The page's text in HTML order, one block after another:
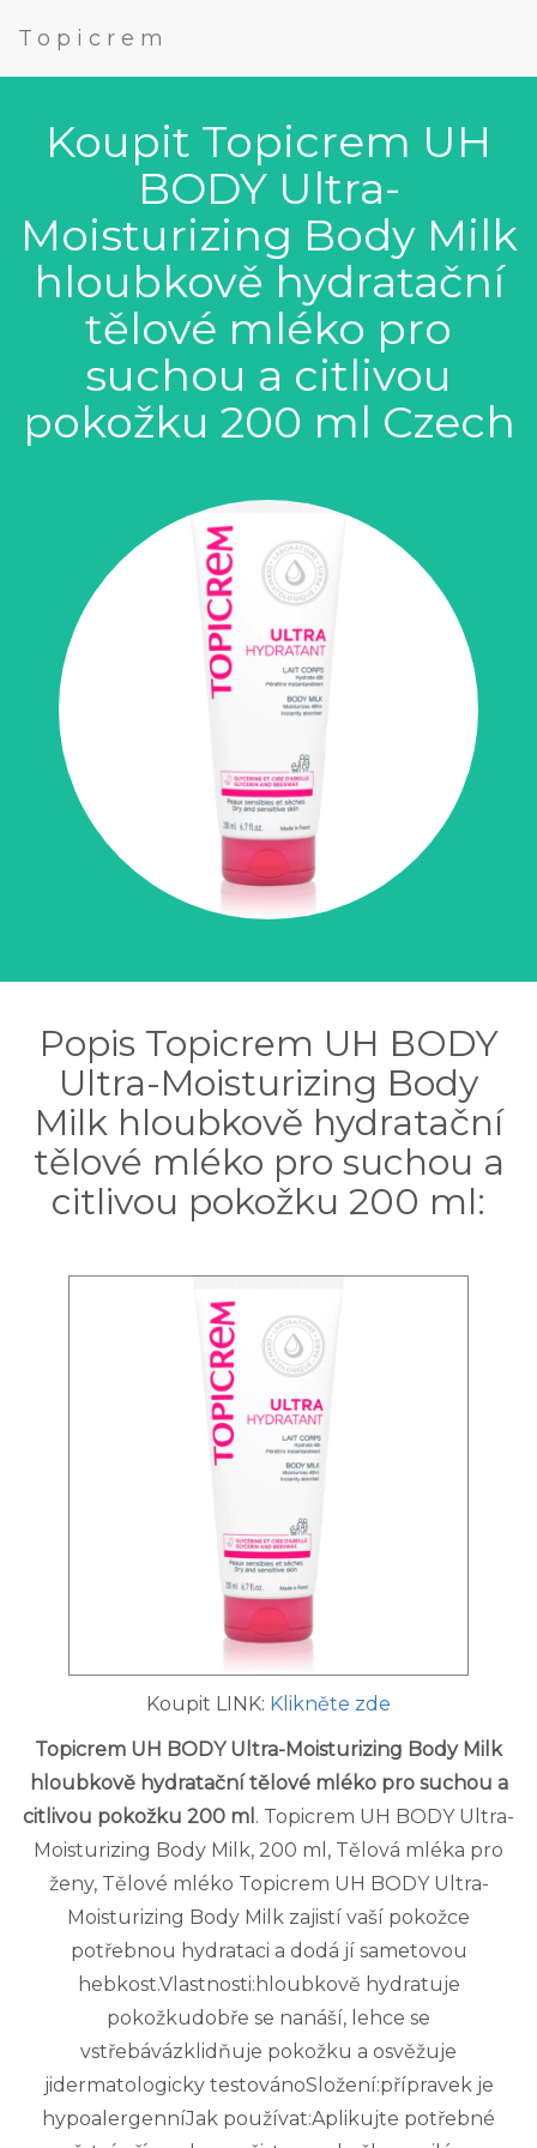
Topicrem
Koupit Topicrem UH
BODY Ultra-
Moisturizing Body Milk
hloubkově hydratační
tělové mléko pro
suchou a citlivou
pokožku 200 ml Czech
Popis Topicrem UH BODY
Ultra-Moisturizing Body
Milk hloubkově hydratační
tělové mléko pro suchou a
citlivou pokožku 200 ml:
Koupit LINK: Klikněte zde
Topicrem UH BODY Ultra-Moisturizing Body Milk
hloubkově hydratační tělové mléko pro suchou a
citlivou pokožku 200 ml . Topicrem UH BODY Ultra-
Moisturizing Body Milk, 200 ml, Tělová mléka pro
ženy, Tělové mléko Topicrem UH BODY Ultra-
Moisturizing Body Milk zajistí vaší pokožce
potřebnou hydrataci a dodá jí sametovou
hebkost.Vlastnosti:hloubkově hydratuje
pokožkudobře se nanáší, lehce se
vstřebávázklidňuje pokožku a osvěžuje
jidermatologicky testovánoSložení:přípravek je
hypoalergenníJak používat:Aplikujte potřebné